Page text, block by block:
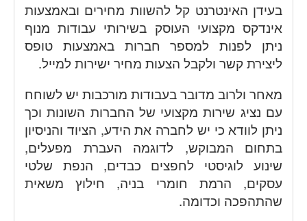
בעידן האינטרנט קל להשוות מחירים ובאמצעות
אינדקס מקצועי העוסק בשירותי עבודות מנוף
ניתן לפנות למספר חברות באמצעות טופס
ליצירת קשר ולקבל הצעות מחיר ישירות למייל.
מאחר ולרוב מדובר בעבודות מורכבות יש לשוחח
עם נציג שירות מקצועי של החברות השונות וכך
ניתן לוודא כי יש לחברה את הידע, הציוד והניסיון
בתחום המבוקש, לדוגמה העברת מפעלים,
שינוע לוגיסטי לחפצים כבדים, הנפת שלטי
עסקים, הרמת חומרי בניה, חילוץ משאית
שהתהפכה וכדומה.